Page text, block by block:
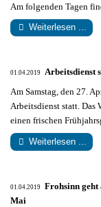
Am folgenden Tagen
Weiterlesen ...
01.04.2019 Arbeitsdienst
Am Samstag, den 27.
Arbeitsdienst statt. Das
einen frischen
Weiterlesen ...
01.04.2019 Frohsinn geht
Mai